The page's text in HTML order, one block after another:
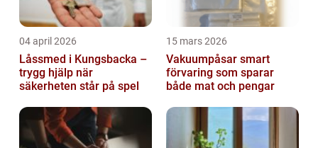
04 april 2026
Låssmed i Kungsbacka –
trygg hjälp när
säkerheten står på spel
15 mars 2026
Vakuumpåsar smart
förvaring som sparar
både mat och pengar